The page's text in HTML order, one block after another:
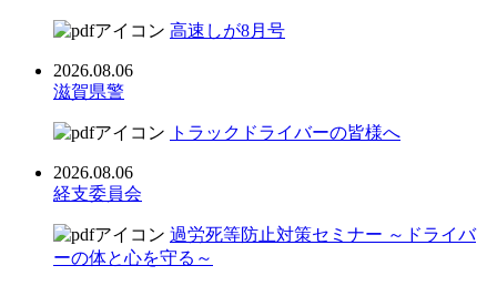
高速しが8月号
2026.08.06
滋賀県警
トラックドライバーの皆様へ
2026.08.06
経支委員会
過労死等防止対策セミナー ～ドライバ
ーの体と心を守る～